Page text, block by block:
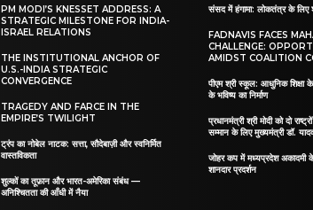
PM MODI’S KNESSET ADDRESS: A
STRATEGIC MILESTONE FOR INDIA-
ISRAEL RELATIONS
THE INSTITUTIONAL ANCHOR OF
U.S.-INDIA STRATEGIC
CONVERGENCE
TRAGEDY AND FARCE IN THE
EMPIRE’S TWILIGHT
ट्रंप का नोबेल नाटक: सत्ता, सौदेबाज़ी और स्वनिर्मित
वास्तविकता
शुल्कों का तूफ़ान और भारत-अमेरिका संबंध —
अनिश्चितता की आँधी में नैया
संसद में हंगामा: लोकतंत्र के लिए
FADNAVIS FACES
CHALLENGE:
AMIDST COALITION
पीएम श्री स्कूल: आधुनिक शिक्षा
के भविष्य का निर्माण
प्रधानमंत्री श्री मोदी को दो
सम्मान के लिए मुख्यमंत्री डॉ.
जोहर कप में मध्यप्रदेश अकादमी
शानदार प्रदर्शन